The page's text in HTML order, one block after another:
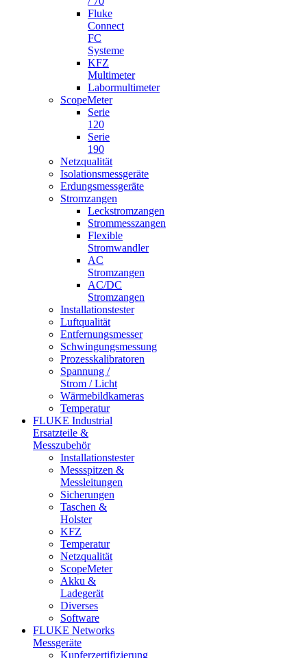
Fluke
Connect
FC
Systeme
KFZ
Multimeter
Labormultimeter
ScopeMeter
Serie
120
Serie
190
Netzqualität
Isolationsmessgeräte
Erdungsmessgeräte
Stromzangen
Leckstromzangen
Strommesszangen
Flexible
Stromwandler
AC
Stromzangen
AC/DC
Stromzangen
Installationstester
Luftqualität
Entfernungsmesser
Schwingungsmessung
Prozesskalibratoren
Spannung /
Strom / Licht
Wärmebildkameras
Temperatur
FLUKE Industrial
Ersatzteile &
Messzubehör
Installationstester
Messspitzen &
Messleitungen
Sicherungen
Taschen &
Holster
KFZ
Temperatur
Netzqualität
ScopeMeter
Akku &
Ladegerät
Diverses
Software
FLUKE Networks
Messgeräte
Kupferzertifizierung